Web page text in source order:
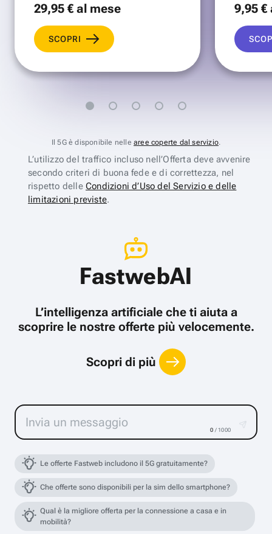
29,95 €al mese
SCOPRI
9,95 €
Il 5G è disponibile nelle aree coperte dal servizio.
L’utilizzo del traffico incluso nell’Offerta deve avvenire
secondo criteri di buona fede e di correttezza, nel
rispetto delle Condizioni d’Uso del Servizio e delle
limitazioni previste.
FastwebAI
L’intelligenza artificiale che ti aiuta a
scoprire le nostre offerte più velocemente.
Scopri di più
0 / 1000
Le offerte Fastweb includono il 5G gratuitamente?
Che offerte sono disponibili per la sim dello smartphone?
Qual è la migliore offerta per la connessione a casa e in
mobilità?